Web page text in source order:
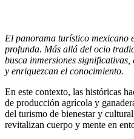
El panorama turístico mexicano
profunda. Más allá del ocio
busca inmersiones
y enriquezcan el conocimiento.
En este contexto, las históricas
de producción agrícola y
del turismo de bienestar y
revitalizan cuerpo y mente en